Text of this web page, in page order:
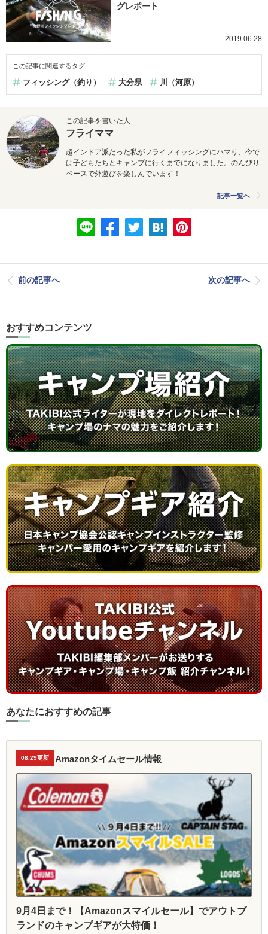
グレポート
2019.06.28
この記事に関連するタグ
フィッシング（釣り） 大分県 川（河原）
この記事を書いた人
フライママ
超インドア派だった私がフライフィッシングにハマり、今で
は子どもたちとキャンプに行くまでになりました。のんびり
ペースで外遊びを楽しんでいます！
記事一覧へ
前の記事へ 次の記事へ
おすすめコンテンツ
あなたにおすすめの記事
08.29更新 Amazonタイムセール情報
9月4日まで！【Amazonスマイルセール】でアウトブ
ランドのキャンプギアが大特価！